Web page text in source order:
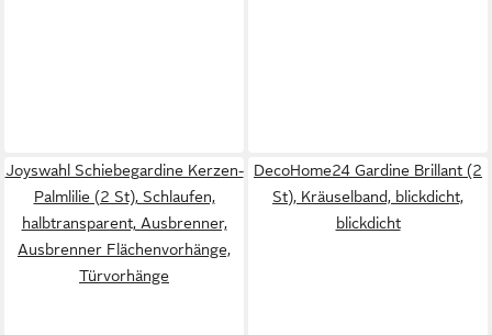
Joyswahl Schiebegardine Kerzen-
Palmlilie (2 St), Schlaufen,
halbtransparent, Ausbrenner,
Ausbrenner Flächenvorhänge,
Türvorhänge
DecoHome24 Gardine Brillant (2
St), Kräuselband, blickdicht,
blickdicht